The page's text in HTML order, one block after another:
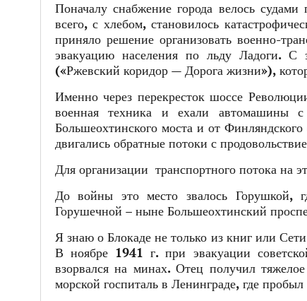
Поначалу снабжение города велось
всего, с хлебом, становилось
приняло решение организовать военно-
эвакуацию населения по льду Ладоги. С
(«Ржевский коридор — Дорога жизни»),
Именно через перекресток шоссе
военная техника и ехали автомашины
Большеохтинского моста и от
двигались обратные потоки с
Для организации транспортного потока на
До войны это место звалось Горушкой,
Горушечной – ныне Большеохтинский
Я знаю о Блокаде не только из книг или
В ноябре 1941 г. при эвакуации
взорвался на минах. Отец получил
морской госпиталь в Ленинграде, где